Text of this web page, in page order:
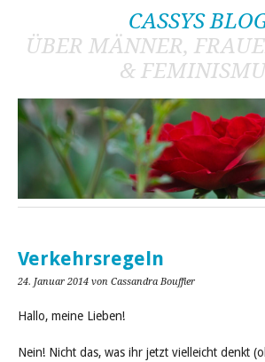
CASSYS
ÜBER MÄNNER,
&
Verkehrsregeln
24. Januar 2014 von Cassandra Bouffier
Hallo, meine Lieben!
Nein! Nicht das, was ihr jetzt vielleicht denkt